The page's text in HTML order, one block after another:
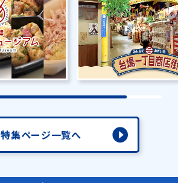
特集ページ一覧へ